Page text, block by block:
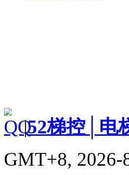
|52梯控│电
GMT+8, 2026-